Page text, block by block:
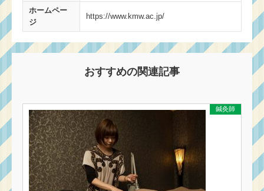
ホームペー
ジ
https://www.kmw.ac.jp/
おすすめの関連記事
鍼灸師